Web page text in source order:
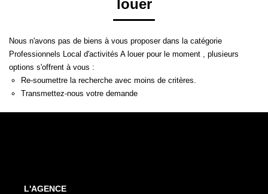
Estimation En Ligne
ESTIMER
Avis De Valeur
Estimation En Ligne
Créer une alerte
louer
Nous n'avons pas de biens à vous proposer dans la catégorie
Professionnels Local d'activités A louer pour le moment , plusieurs
options s'offrent à vous :
Re-soumettre la recherche avec moins de critères.
Transmettez-nous votre demande
L'AGENCE